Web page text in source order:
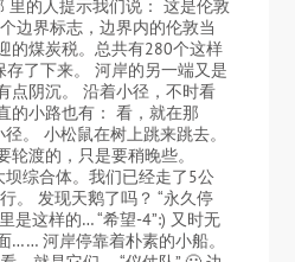
里的人提示我们说： 这是伦敦
边界标志，边界内的伦敦当
的煤炭税。总共有280个这样
了下来。 河岸的另一端又是
点阴沉。 沿着小径，不时看
的小路也有： 看，就在那
。 小松鼠在树上跳来跳去。
渡的，只是要稍晚些。
综合体。我们已经走了5公
。 发现天鹅了吗？ “永久停
是这样的… “希望-4”:) 又时无
…… 河岸停靠着朴素的小船。